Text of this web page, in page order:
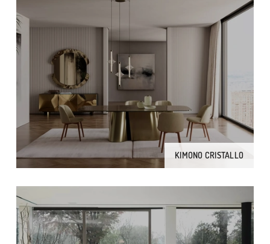
KIMONO CRISTALLO